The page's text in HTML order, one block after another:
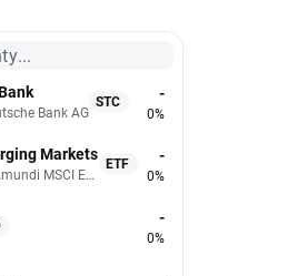
Bank AG
STC -
0%
Markets
AMEM.DE, Amundi MSCI Emerging Markets UCITS (Acc EUR)
ETF -
0%
-
0%